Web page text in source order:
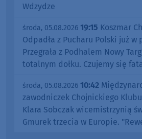
Wdzydze
środa, 05.08.2026 19:15 Koszmar
Odpadła z Pucharu Polski już w
Przegrała z Podhalem Nowy
totalnym dołku. Czujemy się
środa, 05.08.2026 10:42
zawodniczek Chojnickiego
Klara Sobczak wicemistrzynią
Gmurek trzecia w Europie.